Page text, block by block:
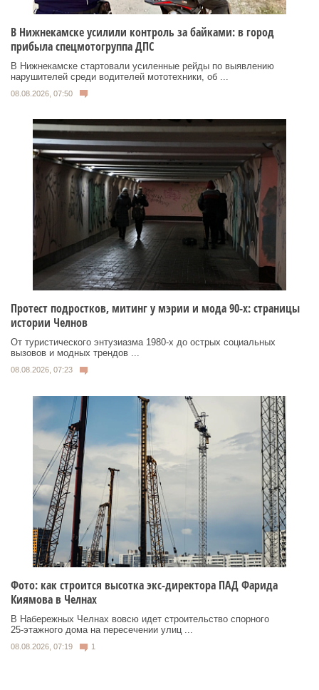
В Нижнекамске усилили контроль за байками: в город
прибыла спецмотогруппа ДПС
В Нижнекамске стартовали усиленные рейды по выявлению
нарушителей среди водителей мототехники, об ...
08.08.2026, 07:50
Протест подростков, митинг у мэрии и мода 90-х: страницы
истории Челнов
От туристического энтузиазма 1980‑х до острых социальных
вызовов и модных трендов ...
08.08.2026, 07:23
Фото: как строится высотка экс-директора ПАД Фарида
Киямова в Челнах
В Набережных Челнах вовсю идет строительство спорного
25‑этажного дома на пересечении улиц ...
08.08.2026, 07:19 1